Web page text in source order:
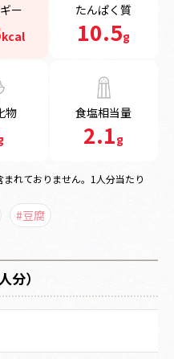
ー
kcal
たんぱく質
10.5g
物 食塩相当量
2.1g
れておりません。1人分当たり
#豆腐
分）